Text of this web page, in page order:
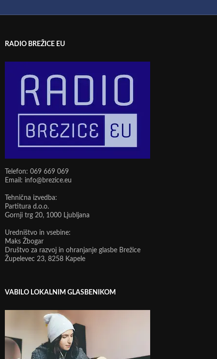
RADIO BREŽICE EU
Telefon: 069 669 069
Email: info@brezice.eu
Tehnična izvedba:
Partitura d.o.o.
Gornji trg 20, 1000 Ljubljana
Uredništvo in vsebine:
Maks Žbogar
Društvo za razvoj in ohranjanje glasbe Brežice
Župelevec 23, 8258 Kapele
VABILO LOKALNIM GLASBENIKOM